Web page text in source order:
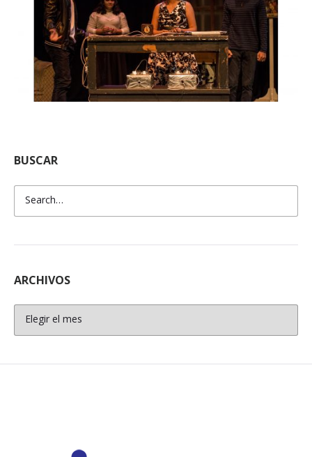
BUSCAR
ARCHIVOS